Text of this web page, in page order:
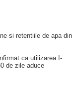
si retentiile de apa din
ca utilizarea I-
de zile aduce